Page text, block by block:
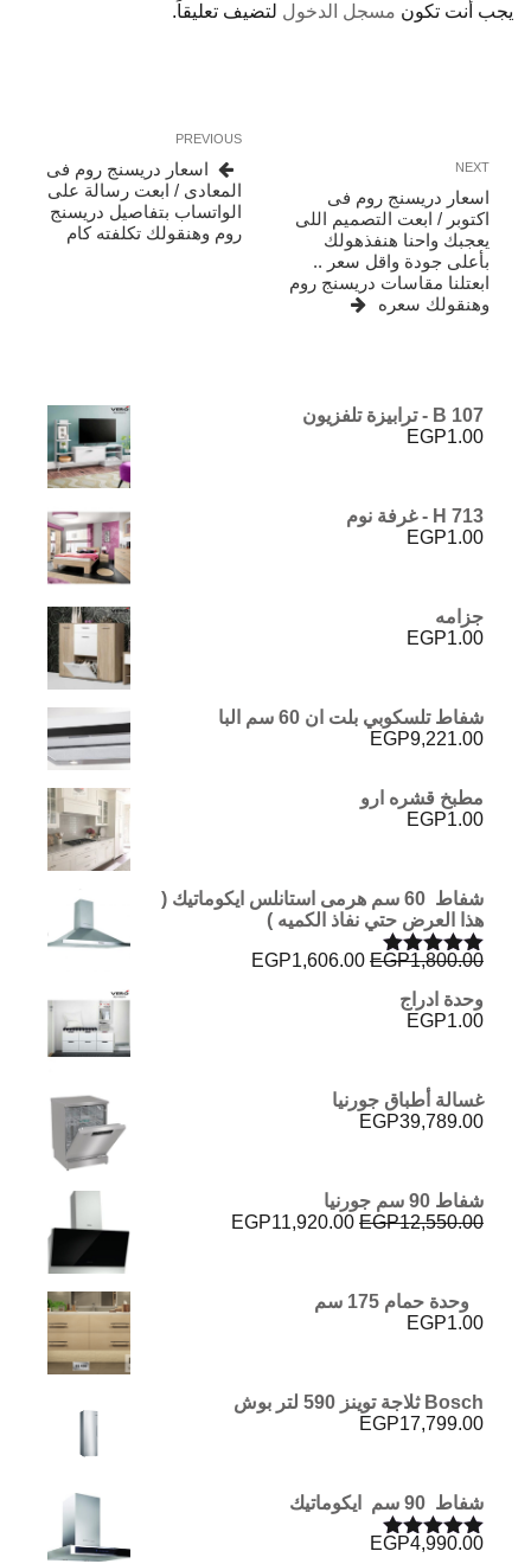
يجب أنت تكون مسجل الدخول لتضيف تعليقاً.
المقالات
Previous
Post
PREVIOUS
اسعار دريسنج روم فى
المعادى / ابعت رسالة على
الواتساب بتفاصيل دريسنج
روم وهنقولك تكلفته كام
Next
Post
NEXT
اسعار دريسنج روم فى
اكتوبر / ابعت التصميم اللى
يعجبك واحنا هنفذهولك
بأعلى جودة واقل سعر ..
ابعتلنا مقاسات دريسنج روم
وهنقولك سعره
B 107 - ترابيزة تلفزيون
EGP1.00
H 713 - غرفة نوم
EGP1.00
جزامه
EGP1.00
شفاط تلسكوبي بلت ان 60 سم البا
EGP9,221.00
مطبخ قشره ارو
EGP1.00
شفاط 60 سم هرمى استانلس ايكوماتيك (
هذا العرض حتي نفاذ الكميه )
تم التقييم
من 5
EGP1,800.00
السعر
EGP1,606.00
وحدة ادراج
EGP1.00
غسالة أطباق جورنيا
EGP39,789.00
شفاط 90 سم جورنيا
EGP12,550.00
السعر
EGP11,920.00
وحدة حمام 175 سم
EGP1.00
Bosch ثلاجة توينز 590 لتر بوش
EGP17,799.00
شفاط 90 سم ايكوماتيك
تم التقييمEGP4,990.00